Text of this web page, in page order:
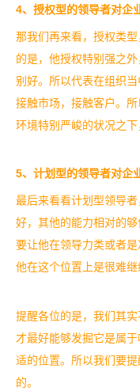
4、授权型的领导者对企
那我们再来看，授权类
的是，他授权特别强之
别好。所以代表在组织
接触市场，接触客户。
环境特别严峻的状况之下
5、计划型的领导者对企
最后来看看计划型领导
好，其他的能力相对的
要让他在领导力类或者是
他在这个位置上是很难继
提醒各位的是，我们其
才最好能够发掘它是属
适的位置。所以我们要
的。